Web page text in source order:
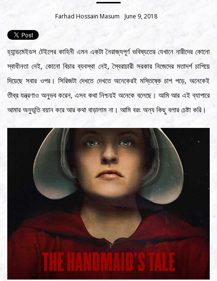
Farhad Hossain Masum June 9, 2018
হ্যান্ডমেইডস টেইলের কাহিনী এমন একটা নৈরাজ্যপূর্ণ ভবিষ্যতের যেখানে নারীদের কোনো
স্বাধীনতা নেই, কোনো বিচার ব্যবস্থা নেই, স্বৈরাচারী সরকার নিজেদের মতাদর্শ চাপিয়ে
দিয়েছে সবার ওপর। সিরিজটা দেখতে দেখতে অনেকেরই মস্তিষ্কে চাপ পড়ে, অনেকেই
তীব্র যন্ত্রণাও অনুভব করেন, এসব কথা নিশ্চয়ই অনেকে বলেছে। আমি আর এই ব্যাপারে
আমার অনুভূতি বয়ান করে আর কথা বাড়ালাম না। আমি বরং অন্য কিছু বলার চেষ্টা করি।